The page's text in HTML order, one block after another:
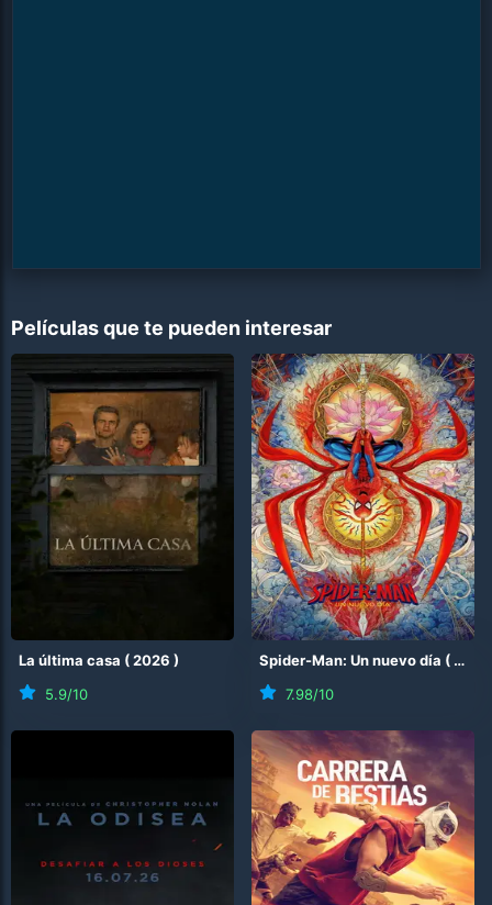
Películas que te pueden interesar
La última casa (2026 )
5.9/10
Spider-Man: Un nuevo día ( 2026
7.98/10